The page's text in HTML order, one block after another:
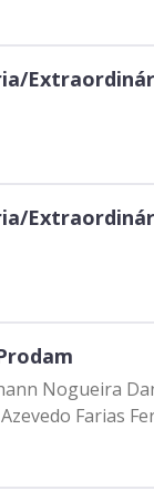
Nogueira
Farias